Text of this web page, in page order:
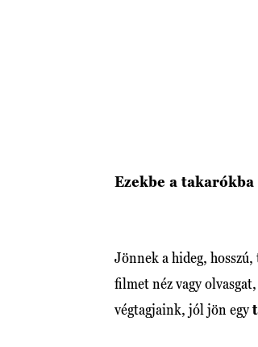
Ezekbe a takarókba
Jönnek a hideg,
filmet néz vagy
végtagjaink, jól jön egy